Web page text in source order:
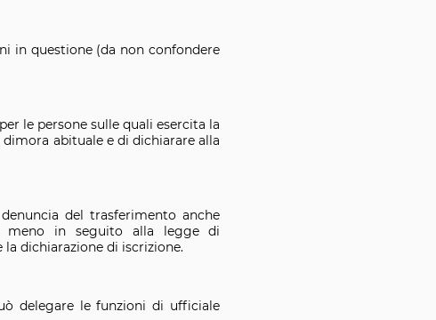
in questione (da non confondere
le persone sulle quali esercita la
abituale e di dichiarare alla
del trasferimento anche
meno in seguito alla legge di
dichiarazione di iscrizione.
delegare le funzioni di ufficiale